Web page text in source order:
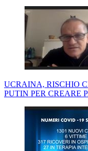
UCRAINA, RISCHIO
PUTIN PER CREARE